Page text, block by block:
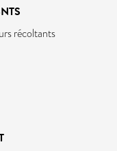
récoltants